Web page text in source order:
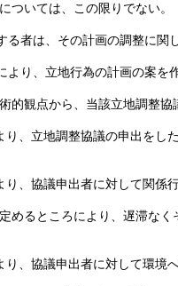
ついては、この限りでない。
る者は、その計画の調整に関
より、立地行為の計画の案を
観点から、当該立地調整協
、立地調整協議の申出をし
、協議申出者に対して関係
めるところにより、遅滞な
、協議申出者に対して環境